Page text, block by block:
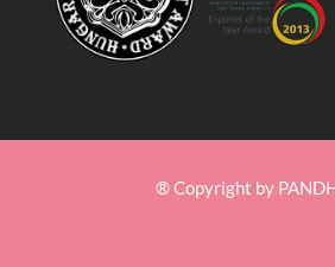
® Copyright by